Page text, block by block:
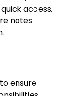
access.
notes
ensure